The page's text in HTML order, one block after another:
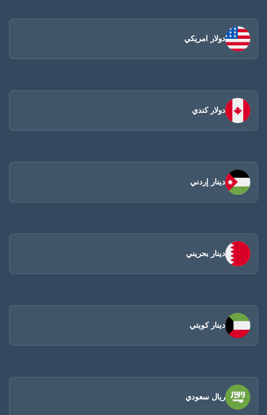
دولار امريكي
دولار كندي
دينار إردني
دينار بحريني
دينار كويتي
ريال سعودي